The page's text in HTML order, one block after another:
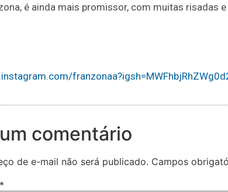
é ainda mais promissor, com muitas risadas
comentário
de e-mail não será publicado. Campos
*